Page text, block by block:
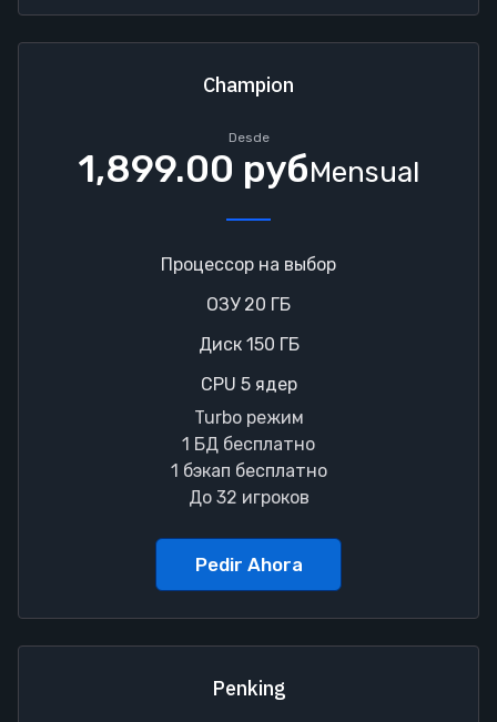
Champion
Desde
1,899.00 рубMensual
Процессор на выбор
ОЗУ 20 ГБ
Диск 150 ГБ
CPU 5 ядер
Turbo режим
1 БД бесплатно
1 бэкап бесплатно
До 32 игроков
Pedir Ahora
Penking